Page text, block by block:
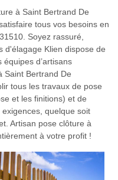
à Saint Bertrand De
tous vos besoins en
Soyez rassuré,
d'élagage Klien dispose de
équipes d’artisans
Saint Bertrand De
tous les travaux de pose
et les finitions) et de
quelque soit
Artisan pose clôture à
à votre profit !